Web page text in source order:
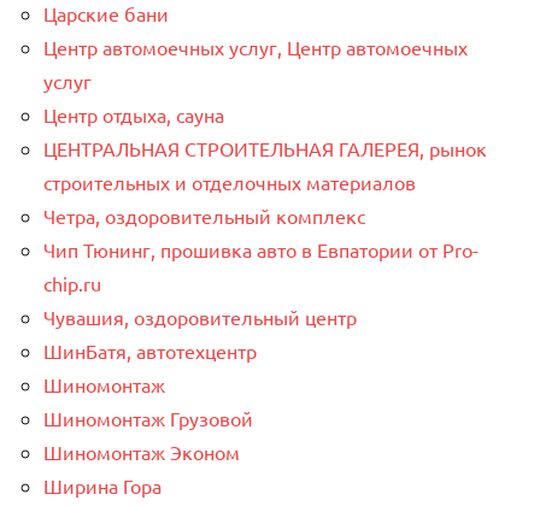
Царские бани
Центр автомоечных услуг, Центр автомоечных
услуг
Центр отдыха, сауна
ЦЕНТРАЛЬНАЯ СТРОИТЕЛЬНАЯ ГАЛЕРЕЯ, рынок
строительных и отделочных материалов
Четра, оздоровительный комплекс
Чип Тюнинг, прошивка авто в Евпатории от Pro-
chip.ru
Чувашия, оздоровительный центр
ШинБатя, автотехцентр
Шиномонтаж
Шиномонтаж Грузовой
Шиномонтаж Эконом
Ширина Гора